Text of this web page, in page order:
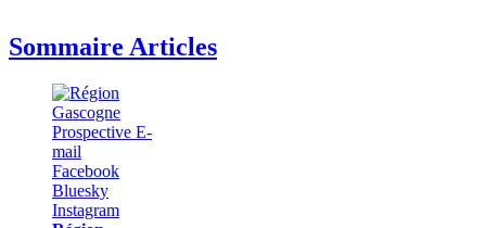
Sommaire Articles